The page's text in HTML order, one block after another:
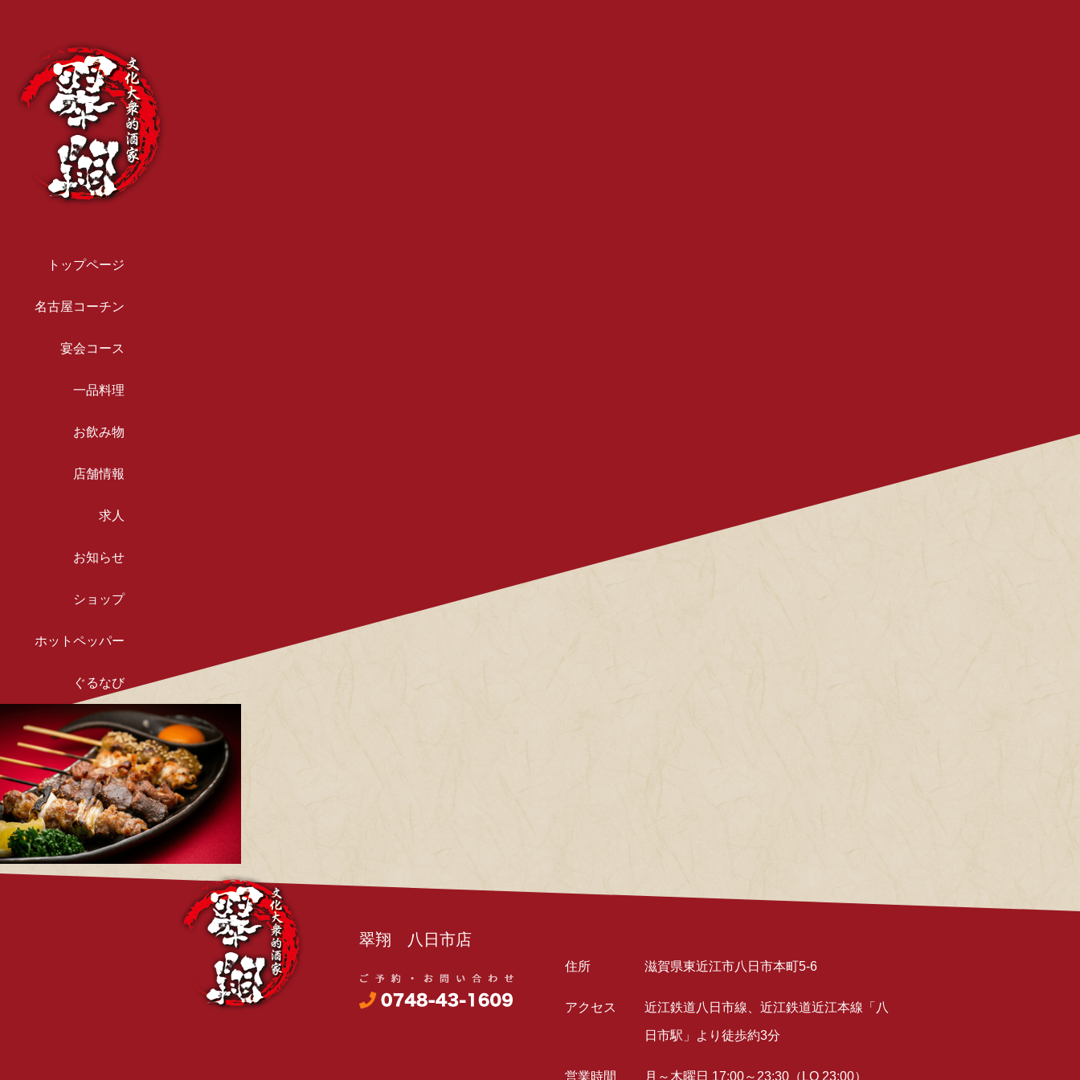
トップページ
名古屋コーチン
宴会コース
一品料理
お飲み物
店舗情報
求人
お知らせ
ショップ
ホットペッパー
ぐるなび
翠翔 八日市店
住所 滋賀県東近江市八日市本町5-6
アクセス 近江鉄道八日市線、近江鉄道近江本線「八
日市駅」より徒歩約3分
営業時間 月～木曜日 17:00～23:30（LO 23:00）